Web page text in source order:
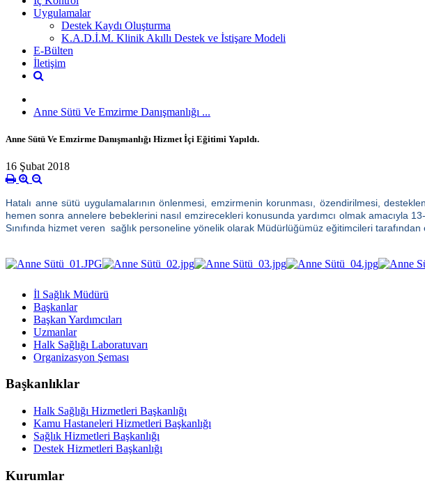
Uygulamalar
Destek Kaydı Oluşturma
K.A.D.İ.M. Klinik Akıllı Destek ve İstişare Modeli
E-Bülten
İletişim
Anne Sütü Ve Emzirme Danışmanlığı ...
Anne Sütü Ve Emzirme Danışmanlığı Hizmet İçi Eğitimi Yapıldı.
16 Şubat 2018
Hatalı anne sütü uygulamalarının önlenmesi, emzirmenin korunması, özendirilmesi,
hemen sonra annelere bebeklerini nasıl emzirecekleri konusunda yardımcı olmak
Sınıfında hizmet veren sağlık personeline yönelik olarak Müdürlüğümüz eğitimcileri tarafından
İl Sağlık Müdürü
Başkanlar
Başkan Yardımcıları
Uzmanlar
Halk Sağlığı Laboratuvarı
Organizasyon Şeması
Başkanlıklar
Halk Sağlığı Hizmetleri Başkanlığı
Kamu Hastaneleri Hizmetleri Başkanlığı
Sağlık Hizmetleri Başkanlığı
Destek Hizmetleri Başkanlığı
Kurumlar